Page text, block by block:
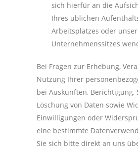
sich hierfür an die
Ihres üblichen
Arbeitsplatzes oder
Unternehmenssitzes
Bei Fragen zur Erhebung,
Nutzung Ihrer
bei Auskünften, Berichtigung,
Löschung von Daten sowie
Einwilligungen oder
eine bestimmte
Sie sich bitte direkt an uns